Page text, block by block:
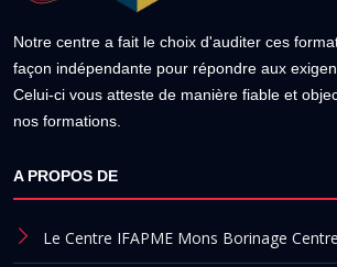
Notre centre a fait le choix d'auditer ces
façon indépendante pour répondre aux
Celui-ci vous atteste de manière fiable et
nos formations.
A PROPOS DE
Le Centre IFAPME Mons Borinage Centre